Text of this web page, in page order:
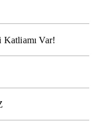
Var!